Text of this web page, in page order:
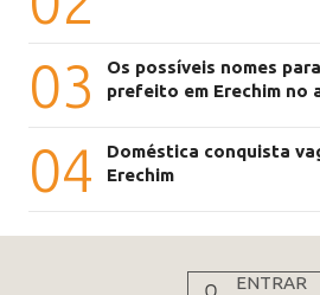
03
Os possíveis nomes
prefeito em Erechim no
04
Doméstica conquista
Erechim
ENTRAR